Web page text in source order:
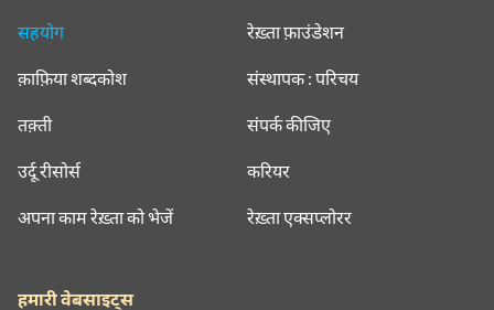
सहयोग
क़ाफ़िया शब्दकोश
तक़्ती
उर्दू रीसोर्स
अपना काम रेख़्ता को भेजें
रेख़्ता फ़ाउंडेशन
संस्थापक : परिचय
संपर्क कीजिए
करियर
रेख़्ता एक्सप्लोरर
हमारी वेबसाइट्स